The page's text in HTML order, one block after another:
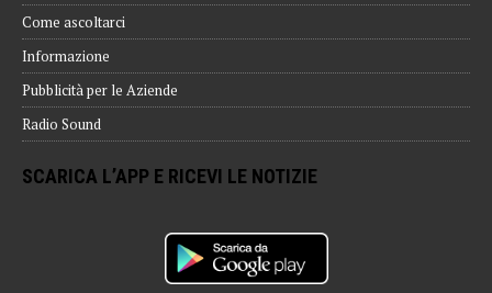
Come ascoltarci
Informazione
Pubblicità per le Aziende
Radio Sound
SCARICA L’APP E RICEVI LE NOTIZIE